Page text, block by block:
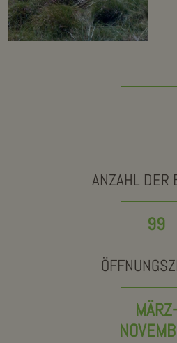
ANZAHL DER
99
MÄRZ-